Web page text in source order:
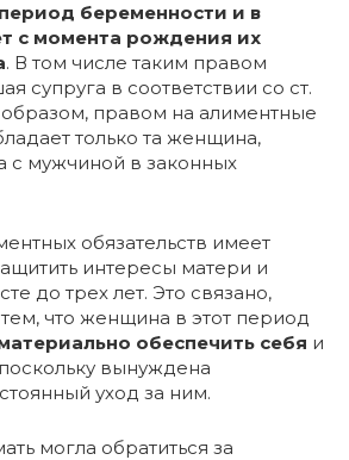
беременности и в
с момента рождения их
. В том числе таким правом
супруга в соответствии со ст.
правом на алиментные
только та женщина,
с мужчиной в законных
обязательств имеет
интересы матери и
до трех лет. Это связано,
что женщина в этот период
обеспечить себя и
вынуждена
уход за ним.
могла обратиться за